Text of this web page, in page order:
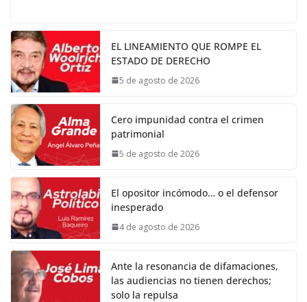
EL LINEAMIENTO QUE ROMPE EL
ESTADO DE DERECHO
5 de agosto de 2026
Cero impunidad contra el crimen
patrimonial
5 de agosto de 2026
El opositor incómodo… o el defensor
inesperado
4 de agosto de 2026
Ante la resonancia de difamaciones,
las audiencias no tienen derechos;
solo la repulsa